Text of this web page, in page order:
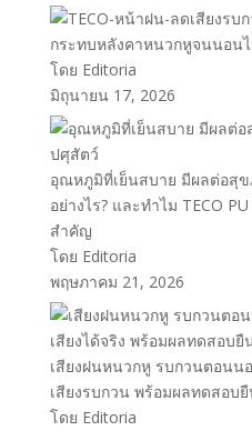
กระทบหลังคาหนวกหูจนนอน
โดย Editoria
มิถุนายน 17, 2026
อุณหภูมิที่เย็นสบาย มีผลต่อสุ
อย่างไร? และทำไม TECO
สำคัญ
โดย Editoria
พฤษภาคม 21, 2026
เสียงฝนหนวกหู รบกวนตอนน
เสียงรบกวน พร้อมผลทดสอบ
โดย Editoria